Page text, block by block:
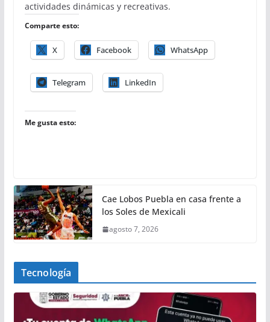
actividades dinámicas y recreativas.
Comparte esto:
X Facebook WhatsApp
Telegram LinkedIn
Me gusta esto:
Cae Lobos Puebla en casa frente a
los Soles de Mexicali
agosto 7, 2026
Tecnología